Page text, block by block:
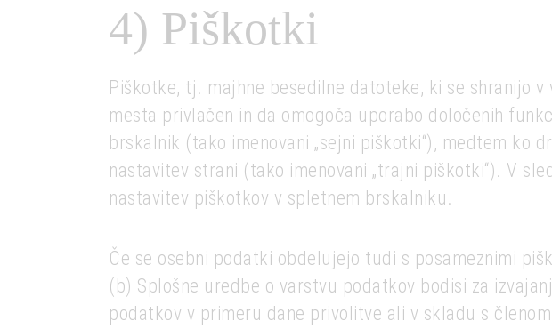
4) Piškotki
Piškotke, tj. majhne besedilne datoteke, ki se shranijo
mesta privlačen in da omogoča uporabo določenih
brskalnik (tako imenovani „sejni piškotki“), medtem ko
nastavitev strani (tako imenovani „trajni piškotki“). V
nastavitev piškotkov v spletnem brskalniku.
Če se osebni podatki obdelujejo tudi s posameznimi
(b) Splošne uredbe o varstvu podatkov bodisi za
podatkov v primeru dane privolitve ali v skladu s